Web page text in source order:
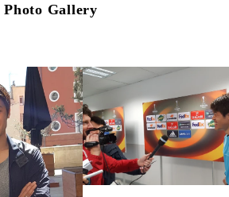
Photo Gallery